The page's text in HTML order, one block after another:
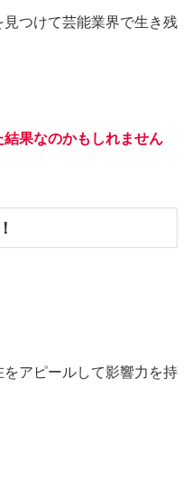
つけて芸能業界で生き残
果なのかもしれません
アピールして影響力を持